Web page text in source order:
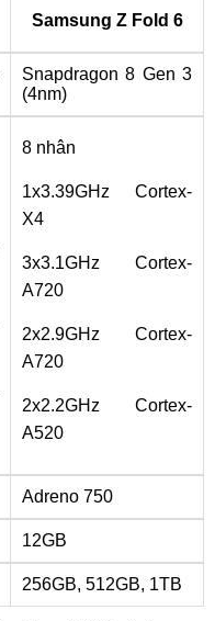
Samsung Z Fold 6
Snapdragon 8 Gen 3
(4nm)
8 nhân
1x3.39GHz Cortex-
X4
3x3.1GHz Cortex-
A720
2x2.9GHz Cortex-
A720
2x2.2GHz Cortex-
A520
Adreno 750
12GB
256GB, 512GB, 1TB